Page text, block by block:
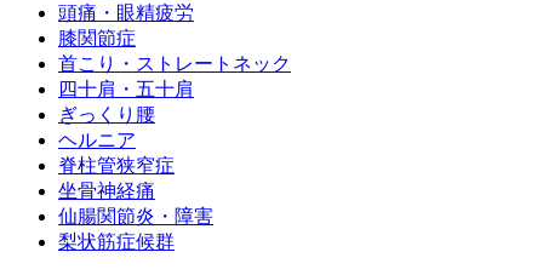
頭痛・眼精疲労
膝関節症
首こり・ストレートネック
四十肩・五十肩
ぎっくり腰
ヘルニア
脊柱管狭窄症
坐骨神経痛
仙腸関節炎・障害
梨状筋症候群